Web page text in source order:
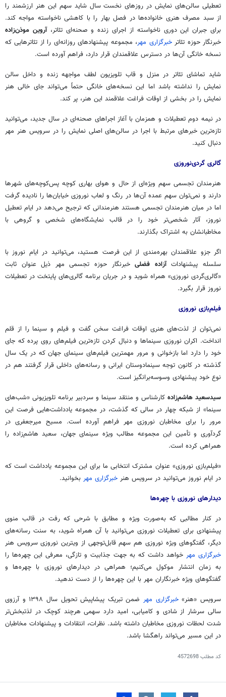
تعطیلی سالن‌های نمایش در روزهای نخست سال شاید سهم این هنر ارزشمند را
از سبد مصرف هنری خانواده‌ها در فصل بهار را با کاهشی ناخواسته مواجه کند.
برای جبران این دوری ناخواسته از اجرای زنده و صحنه‌ای تئاتر، آروین موذن‌زاده
خبرنگار حوزه تئاترخبرگزاری مهر، مجموعه پیشنهادهای روزانه‌ای را از تئاترهایی که
نسخه خانگی آن‌ها در دسترس علاقمندان قرار دارد، فراهم آورده است.
شاید تماشای تئاتر در منزل و قاب تلویزیون لطف مواجهه زنده و داخل سالن
نمایش را نداشته باشد اما این نسخه‌های خانگی حتماً می‌تواند جای خالی هنر
نمایش را در بخشی از اوقات فراغت علاقمند این هنر، پر کند.
در نیمه دوم تعطیلات و همزمان با آغاز اجراهای صحنه‌ای در سال جدید، می‌توانید
تازه‌ترین خبرهای مرتبط با اجرا در سالن‌های اصلی نمایش را در سرویس هنر مهر
دنبال کنید.
گالری گردی‌نوروزی
هنرمندان تجسمی سهم ویژه‌ای از حال و هوای بهاری کوچه پس‌کوچه‌های شهرها
دارند و نمی‌توان سهم عمده آن‌ها در رنگ و لعاب نوروزی خیابان‌ها را نادیده گرفت
اما در میان هنرمندان تجسمی هستند هنرمندانی که ترجیح می‌دهد در ایام تعطیل
نوروز، آثار شخصی‌تر خود را در قالب نمایشگاه‌های شخصی و گروهی با
مخاطبانشان به اشتراک بگذارند.
اگر جزو علاقمندان بهره‌مندی از این فرصت هستید، می‌توانید در ایام نوروز با
سلسله پیشنهاداتآزاده فضلیخبرنگار حوزه تجسمی مهر ذیل عنوان ثابت
«گالری‌گردی نوروزی» همراه شوید و در جریان برنامه گالری‌های پایتخت در تعطیلات
نوروز قرار بگیرد.
فیلم‌بازی نوروزی
نمی‌توان از لذت‌های هنری اوقات فراغت سخن گفت و فیلم و سینما را از قلم
انداخت. اکران نوروزی سینماها و دنبال کردن تازه‌ترین فیلم‌های روی پرده که جای
خود را دارد اما بازخوانی و مرور مهمترین فیلم‌های سینمای جهان که در یک سال
گذشته در کانون توجه سینمادوستان ایرانی و رسانه‌های داخلی قرار گرفتند هم در
نوع خود پیشنهادی وسوسه‌برانگیز است.
سیدسعید هاشم‌زاده کارشناس و منتقد سینما و سردبیر برنامه تلویزیونی «شب‌های
سینما» از شبکه چهار در سالی که گذشت، در مجموعه یادداشت‌هایی فرصت این
مرور را برای مخاطبان نوروزی مهر فراهم آورده است. مسیح میرجعفری در
گردآوری و تأمین این مجموعه مطالب ویژه سینمای جهان، سعید هاشم‌زاده را
همراهی کرده است.
«فیلم‌بازی نوروزی» عنوان مشترک انتخابی ما برای این مجموعه یادداشت است که
در ایام نوروز می‌توانید در سرویس هنر خبرگزاری مهر بخوانید.
دیدارهای نوروزی با چهره‌ها
در کنار مطالبی که به‌صورت ویژه و مطابق با شرحی که رفت در قالب منوی
پیشنهادی برای تعطیلات نوروزی می‌توانید با آن همراه شوید، به سنت رسانه‌های
دیگر، گفتگوهای ویژه نوروزی هم سهم قابل‌توجهی از ویترین نوروزی سرویس هنر
خبرگزاری مهر خواهد داشت که به جهت جذابیت و تازگی، معرفی این چهره‌ها را
به زمان انتشار موکول می‌کنیم؛ همراهی در دیدارهای نوروزی با چهره‌ها و
گفتگوهای ویژه خبرنگاران مهر با این چهره‌ها را از دست ندهید.
سرویس «هنر»خبرگزاری مهر
ضمن تبریک پیشاپیش تحویل سال ۱۳۹۸ و آرزوی
سالی سرشار از شادی و کامیابی، امید دارد سهمی هرچند کوچک در لذتبخش‌تر
شدت لحظات نوروزی مخاطبان داشته باشد. نظرات، انتقادات و پیشنهادات مخاطبان
در این مسیر می‌تواند راهگشا باشد.
کد مطلب4572698